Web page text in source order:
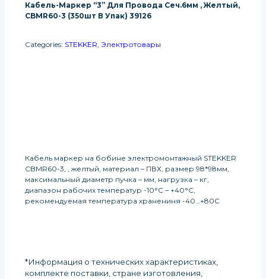
Кабель-Маркер “3” Для Провода Сеч.6мм , Желтый,
CBMR60-3 (350шт В Упак) 39126
Categories: STEKKER, Электротовары
Кабель маркер на бобине электромонтажный STEKKER
CBMR60-3, , желтый, материал – ПВХ, размер 98*98мм,
максимальный диаметр пучка – мм, нагрузка – кг,
диапазон рабочих температур -10°C – +40°C,
рекомендуемая температура хранениня -40…+80C
*Информация о технических характеристиках,
комплекте поставки, стране изготовления,